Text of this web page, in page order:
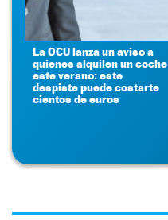
La OCU lanza un aviso a
quienes alquilen un coche
este verano: este
despiste puede costarte
cientos de euros